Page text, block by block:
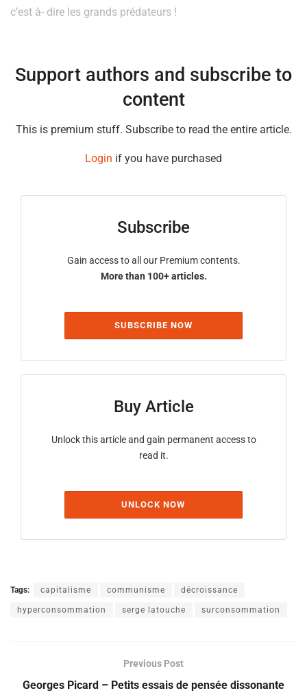
c’est à- dire les grands prédateurs !
Support authors and subscribe to
content
This is premium stuff. Subscribe to read the entire article.
Login if you have purchased
Subscribe
Gain access to all our Premium contents.
More than 100+ articles.
SUBSCRIBE NOW
Buy Article
Unlock this article and gain permanent access to
read it.
UNLOCK NOW
Tags: capitalisme communisme décroissance
hyperconsommation serge latouche surconsommation
Previous Post
Georges Picard – Petits essais de pensée dissonante